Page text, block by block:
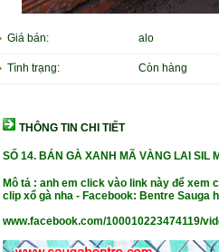
Giá bán: alo
Tình trạng: Còn hàng
THÔNG TIN CHI TIẾT
SỐ 14.BÁN GÀ XANH MÃ VÀNG LAI SIL
Mô tả : anh em click vào link này để xem
clip xổ gà nha - Facebook: Bentre Sauga
www.facebook.com/100010223474119/